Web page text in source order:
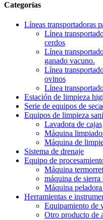
Categorías
Líneas transportadoras
Línea
cerdos
Línea
ganado vacuno.
Línea
ovinos
Línea
Estación de limpieza
Serie de equipos de
Equipos de limpieza
Lavadora de cajas
Máquina
Máquina de
Sistema de drenaje
Equipo de
Máquina
máquina de sierra
Máquina
Herramientas e
Equipamiento de
Otro producto de